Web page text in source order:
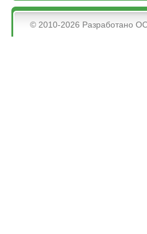
&bsps;
© 2010-2026 Разработано